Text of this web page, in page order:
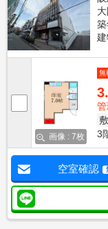
画像 : 7枚
無
敷
3
空室確認